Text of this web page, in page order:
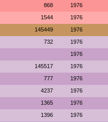
868 1976
1544 1976
145449 1976
732 1976
1976
145517 1976
777 1976
4237 1976
1365 1976
1396 1976